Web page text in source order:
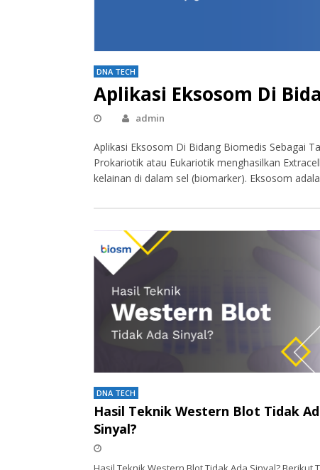
DNA TECH
Aplikasi Eksosom Di
admin
Aplikasi Eksosom Di Bidang Biomedis Sebagai
Prokariotik atau Eukariotik menghasilkan
kelainan di dalam sel (biomarker). Eksosom
DNA TECH
Hasil Teknik Western Blot Tidak
Sinyal?